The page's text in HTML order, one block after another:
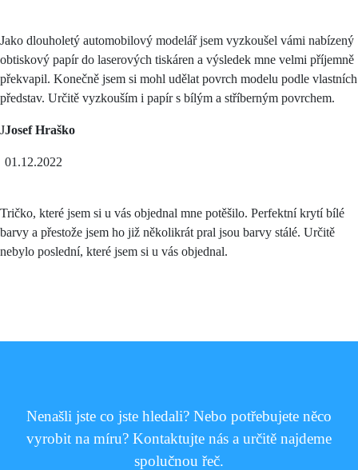
Jako dlouholetý automobilový modelář jsem vyzkoušel vámi nabízený
obtiskový papír do laserových tiskáren a výsledek mne velmi příjemně
překvapil. Konečně jsem si mohl udělat povrch modelu podle vlastních
představ. Určitě vyzkouším i papír s bílým a stříberným povrchem.
JJosef Hraško
01.12.2022
Tričko, které jsem si u vás objednal mne potěšilo. Perfektní krytí bílé
barvy a přestože jsem ho již několikrát pral jsou barvy stálé. Určitě
nebylo poslední, které jsem si u vás objednal.
Nenašli jste co jste hledali? Nebo potřebujete něco
vyrobit na míru? Kontaktujte nás a určitě najdeme
spolučnou řeč.